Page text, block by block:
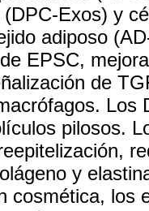
Exos) y
adiposo
EPSC,
de
Los
pilosos.
y
cosmética, los